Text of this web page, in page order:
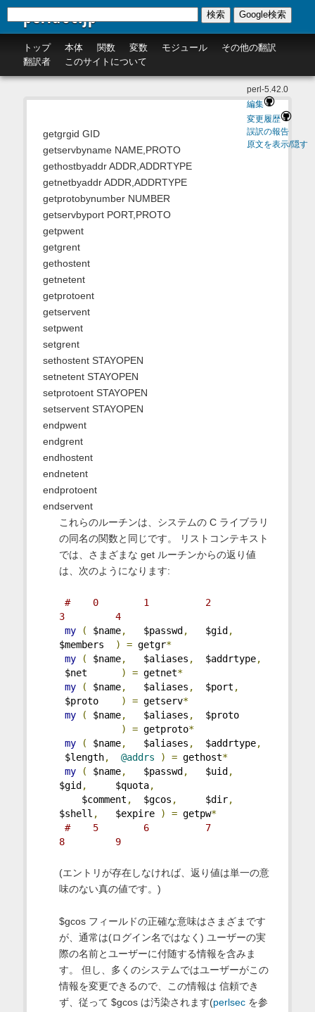
perldoc.jp
トップ 本体 関数 変数 モジュール
その他の翻訳
翻訳者
このサイトについて
検索 Google検索
perl-5.42.0
編集
変更履歴
誤訳の報告
原文を表示/隠す
getgrgid GID
getservbyname NAME,PROTO
gethostbyaddr ADDR,ADDRTYPE
getnetbyaddr ADDR,ADDRTYPE
getprotobynumber NUMBER
getservbyport PORT,PROTO
getpwent
getgrent
gethostent
getnetent
getprotoent
getservent
setpwent
setgrent
sethostent STAYOPEN
setnetent STAYOPEN
setprotoent STAYOPEN
setservent STAYOPEN
endpwent
endgrent
endhostent
endnetent
endprotoent
endservent
これらのルーチンは、システムの C ライブラリ
の同名の関数と同じです。 リストコンテキスト
では、さまざまな get ルーチンからの返り値
は、次のようになります:
#    0        1          2
3         4
my
( $name, $passwd , $gid ,
$members
) = getgr*
my
( $name, $aliases , $addrtype,
$net
) = getnet*
my
( $name, $aliases , $port ,
$proto
) = getserv*
my
( $name, $aliases ,
$proto
)
= getproto*
my
( $name, $aliases , $addrtype,
$length, @addrs ) = gethost*
my
( $name, $passwd , $uid ,
$gid , $quota,
$comment , $gcos , $dir,
$shell , $expire ) = getpw*
#    5        6          7
8         9
(エントリが存在しなければ、返り値は単一の意
味のない真の値です。)
$gcos フィールドの正確な意味はさまざまです
が、通常は(ログイン名ではなく) ユーザーの実
際の名前とユーザーに付随する情報を含みま
す。 但し、多くのシステムではユーザーがこの
情報を変更できるので、この情報は 信頼でき
ず、従って $gcos は汚染されます(perlsecを参